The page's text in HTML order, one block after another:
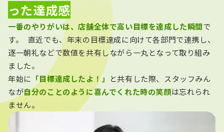
った達成感
一番のやりがいは、店舗全体で高い目標を達成した瞬間で
す。 直近でも、年末の目標達成に向けて各部門で連携し、
逐一朝礼などで数値を共有しながら一丸となって取り組み
ました。
年始に 「目標達成したよ！」
と共有した際、スタッフみん
なが自分のことのように喜んでくれた時の笑顔は忘れられ
ません。